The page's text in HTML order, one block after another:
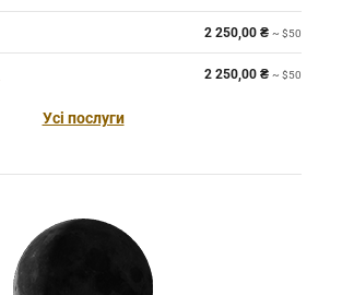
2 250,00 ₴ ~ $50
2 250,00 ₴ ~ $50
Усі послуги